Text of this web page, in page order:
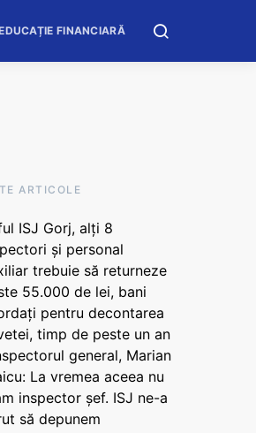
FINANCIARĂ
ARTICOLE
ISJ Gorj, alți 8
și personal
trebuie să returneze
55.000 de lei, bani
pentru decontarea
timp de peste un an
general, Marian
La vremea aceea nu
inspector șef. ISJ ne-a
să depunem